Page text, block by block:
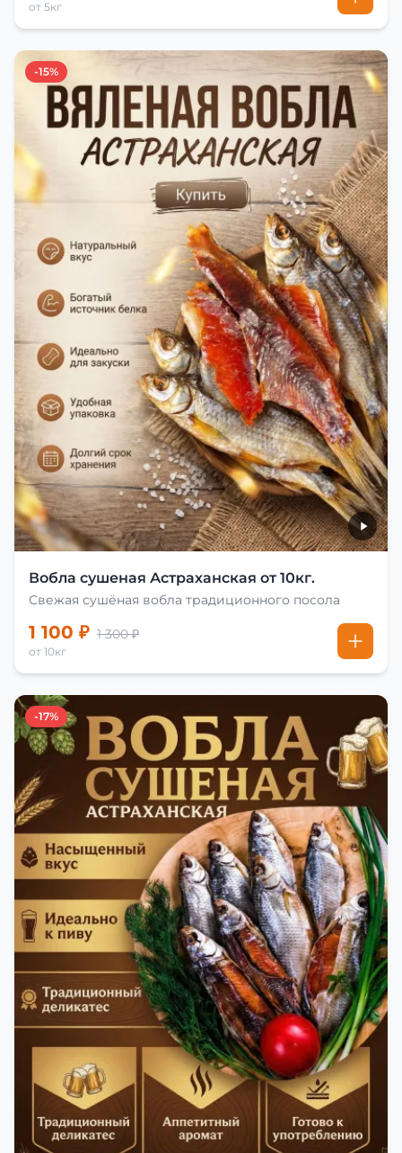
от 5кг
-15%
Вобла сушеная Астраханская от 10кг.
Свежая сушёная вобла традиционного посола
1 100 ₽ 1 300 ₽
от 10кг
-17%